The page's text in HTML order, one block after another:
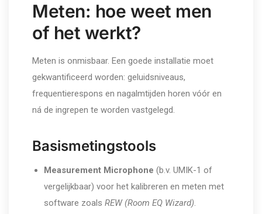
Meten: hoe weet men
of het werkt?
Meten is onmisbaar. Een goede installatie moet
gekwantificeerd worden: geluidsniveaus,
frequentierespons en nagalmtijden horen vóór en
ná de ingrepen te worden vastgelegd.
Basismetingstools
Measurement Microphone (b.v. UMIK-1 of
vergelijkbaar) voor het kalibreren en meten met
software zoals REW (Room EQ Wizard).